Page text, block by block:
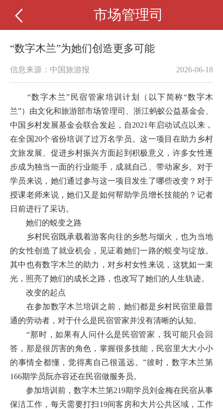
市场管理司
“数字木兰”为她们创造更多可能
信息来源：中国旅游报 2026-06-18
“数字木兰”民宿管家培训计划（以下简称“数字木
兰”）由文化和旅游部市场管理司、浙江蚂蚁公益基金会、
中国乡村发展基金会联合发起，自2021年启动试点以来，
在全国20个省份培训了过万名学员。这一项目在助力乡村
文旅发展、促进乡村振兴方面起到积极意义，许多女性逐
步成为独当一面的行业能手，成就自己、带动家乡。对于
学员来说，她们通过参与这一项目发生了哪些改变？对于
授课老师来说，她们又是如何帮助学员增长技能的？记者
日前进行了采访。
她们的蜕变之路
乡村民宿既承载着游客向往的乡愁与烟火，也为当地
的女性创造了就业机会，见证着她们一路的蜕变与绽放。
其中也有数字木兰的助力，对乡村女性来说，这犹如一束
光，照亮了她们的成长之路，也改写了她们的人生轨迹。
改变的起点
在参加数字木兰培训之前，她们都是乡村民宿里最普
通的劳动者，对于什么是民宿管家并没有清晰的认知。
“那时，如果有人问什么是民宿管家，我可能只会回
答，那是很厉害的角色，掌握很多技能，民宿里大大小小
的事情全都懂，觉得离自己很遥远。”彼时，数字木兰第
166期学员阮亦容还在民宿做服务员。
参加培训前，数字木兰第219期学员刘金梅在民宿从事
保洁工作，每天需要打扫19间客房和大片公共区域，工作